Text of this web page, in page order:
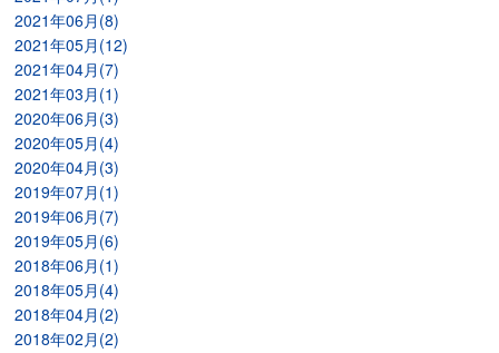
2021年06月(8)
2021年05月(12)
2021年04月(7)
2021年03月(1)
2020年06月(3)
2020年05月(4)
2020年04月(3)
2019年07月(1)
2019年06月(7)
2019年05月(6)
2018年06月(1)
2018年05月(4)
2018年04月(2)
2018年02月(2)